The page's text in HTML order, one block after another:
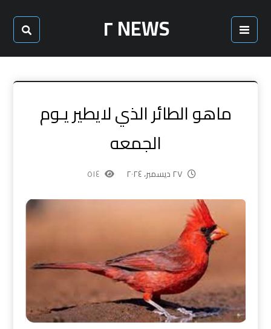
NEWS ٢
ماهو الطائر الذي لايطير يـوم
الجمعه
٢٧ ديسمبر، ٢٠٢٤ ٥١٤